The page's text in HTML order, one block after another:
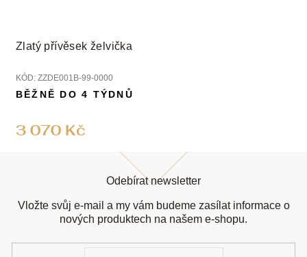
Zlatý přívěsek želvička
KÓD: ZZDE001B-99-0000
3 070 Kč
BĚŽNĚ DO 4 TÝDNŮ
Odebírat newsletter
Vložte svůj e-mail a my vám budeme zasílat informace o
nových produktech na našem e-shopu.